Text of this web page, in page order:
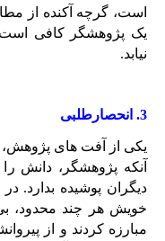
است، گرچه آکنده از
یک پژوهشگر کافی
نیابد.
3. انحصارطلبی
یکی از آفت های
آنکه پژوهشگر، دانش را
دیگران پوشیده بدارد.
خویش هر چند محدود،
مبارزه کردند و از